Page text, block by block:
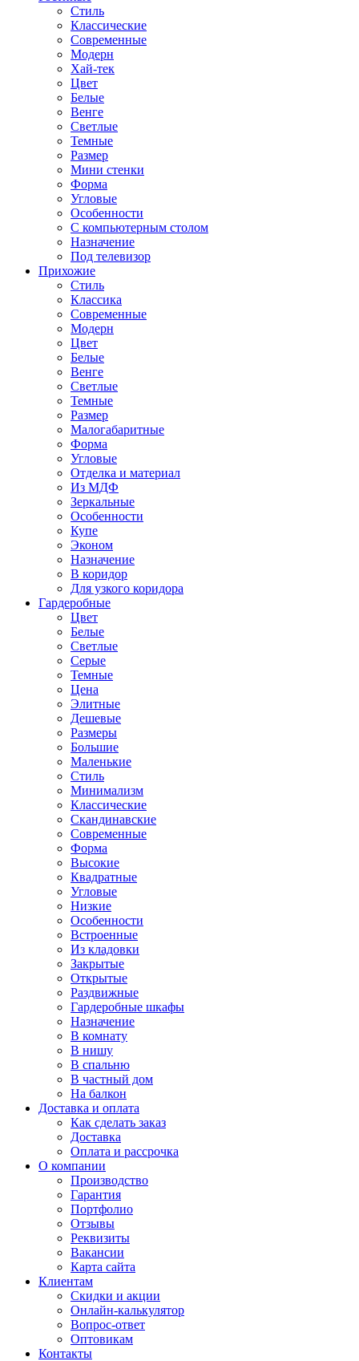
Стиль
Классические
Современные
Модерн
Хай-тек
Цвет
Белые
Венге
Светлые
Темные
Размер
Мини стенки
Форма
Угловые
Особенности
С компьютерным столом
Назначение
Под телевизор
Прихожие
Стиль
Классика
Современные
Модерн
Цвет
Белые
Венге
Светлые
Темные
Размер
Малогабаритные
Форма
Угловые
Отделка и материал
Из МДФ
Зеркальные
Особенности
Купе
Эконом
Назначение
В коридор
Для узкого коридора
Гардеробные
Цвет
Белые
Светлые
Серые
Темные
Цена
Элитные
Дешевые
Размеры
Большие
Маленькие
Стиль
Минимализм
Классические
Скандинавские
Современные
Форма
Высокие
Квадратные
Угловые
Низкие
Особенности
Встроенные
Из кладовки
Закрытые
Открытые
Раздвижные
Гардеробные шкафы
Назначение
В комнату
В нишу
В спальню
В частный дом
На балкон
Доставка и оплата
Как сделать заказ
Доставка
Оплата и рассрочка
О компании
Производство
Гарантия
Портфолио
Отзывы
Реквизиты
Вакансии
Карта сайта
Клиентам
Скидки и акции
Онлайн-калькулятор
Вопрос-ответ
Оптовикам
Контакты